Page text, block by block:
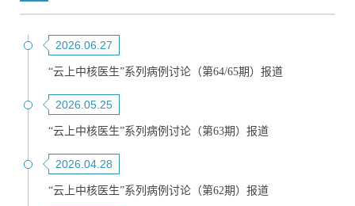
2026.06.27
“云上中核医生”系列病例讨论（第64/65期）报道
2026.05.25
“云上中核医生”系列病例讨论（第63期）报道
2026.04.28
“云上中核医生”系列病例讨论（第62期）报道